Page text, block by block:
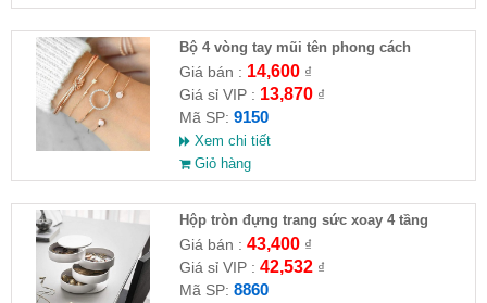
Bộ 4 vòng tay mũi tên phong cách
Giá bán : 14,600₫
Giá sỉ VIP : 13,870₫
Mã SP: 9150
Xem chi tiết
Giỏ hàng
Hộp tròn đựng trang sức xoay 4 tầng
Giá bán : 43,400₫
Giá sỉ VIP : 42,532₫
Mã SP: 8860